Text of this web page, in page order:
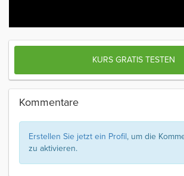
KURS GRATIS TESTEN
Kommentare
Erstellen Sie jetzt ein Profil, um die
zu aktivieren.